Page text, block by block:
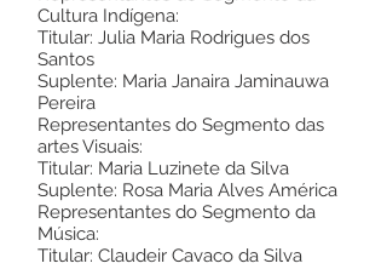
Cultura Indígena:
Titular: Julia Maria Rodrigues dos
Santos
Suplente: Maria Janaira Jaminauwa
Pereira
Representantes do Segmento das
artes Visuais:
Titular: Maria Luzinete da Silva
Suplente: Rosa Maria Alves América
Representantes do Segmento da
Música:
Titular: Claudeir Cavaco da Silva